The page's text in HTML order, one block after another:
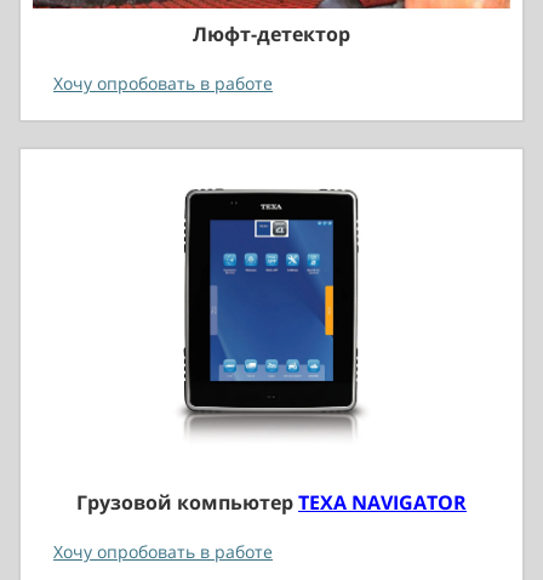
Люфт-детектор
Хочу опробовать в работе
Грузовой компьютерTEXA NAVIGATOR
Хочу опробовать в работе